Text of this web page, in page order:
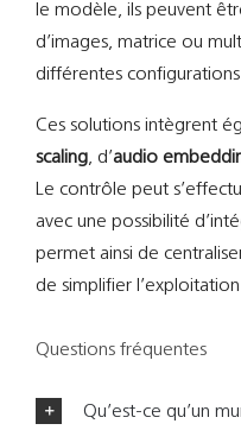
le modèle, ils peuvent
d’images, matrice ou
différentes configurations
Ces solutions intègrent
scaling, d’audio
Le contrôle peut
avec une possibilité
permet ainsi de
de simplifier
Questions fréquentes
Qu’est-ce qu’un